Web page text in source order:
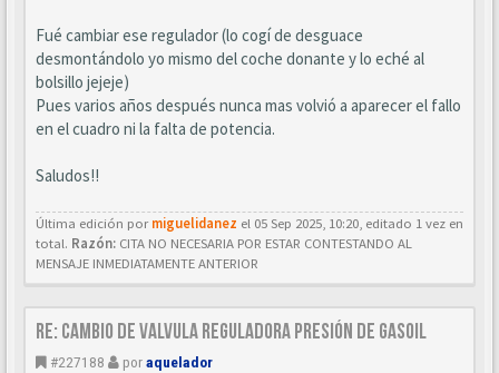
Fué cambiar ese regulador (lo cogí de desguace
desmontándolo yo mismo del coche donante y lo eché al
bolsillo jejeje)
Pues varios años después nunca mas volvió a aparecer el fallo
en el cuadro ni la falta de potencia.
Saludos!!
Última edición pormiguelidanez el 05 Sep 2025, 10:20, editado 1 vez en
total. Razón: CITA NO NECESARIA POR ESTAR CONTESTANDO AL
MENSAJE INMEDIATAMENTE ANTERIOR
Re: Cambio de valvula reguladora presión de gasoil
#227188 poraquelador